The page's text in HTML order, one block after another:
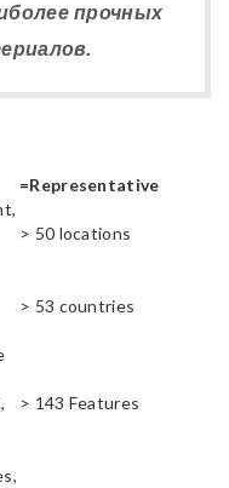
прочных
=Representative
> 50 locations
> 53 countries
> 143 Features